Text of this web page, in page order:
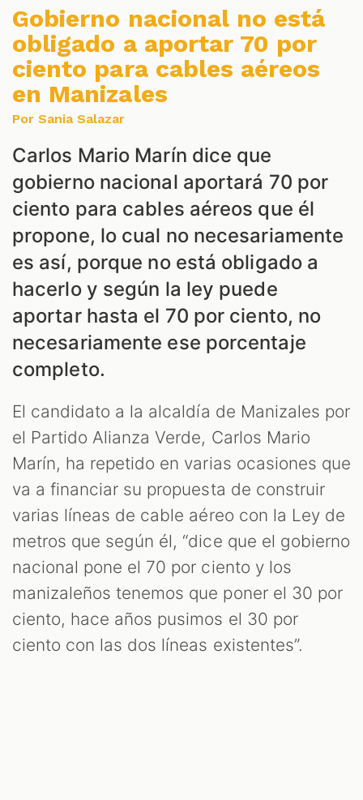
Gobierno nacional no está
obligado a aportar 70 por
ciento para cables aéreos
en Manizales
Por Sania Salazar
Carlos Mario Marín dice que
gobierno nacional aportará 70 por
ciento para cables aéreos que él
propone, lo cual no necesariamente
es así, porque no está obligado a
hacerlo y según la ley puede
aportar hasta el 70 por ciento, no
necesariamente ese porcentaje
completo.
El candidato a la alcaldía de Manizales por
el Partido Alianza Verde, Carlos Mario
Marín, ha repetido en varias ocasiones que
va a financiar su propuesta de construir
varias líneas de cable aéreo con la Ley de
metros que según él, “dice que el gobierno
nacional pone el 70 por ciento y los
manizaleños tenemos que poner el 30 por
ciento, hace años pusimos el 30 por
ciento con las dos líneas existentes”.